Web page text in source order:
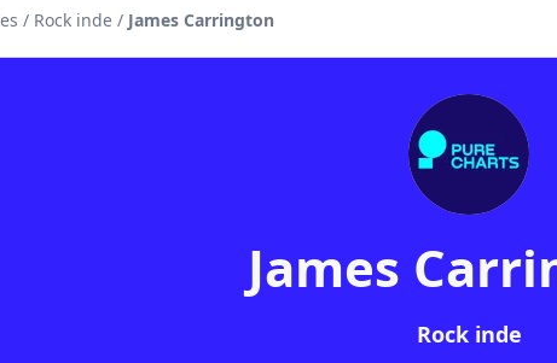
/ Rock inde / James Carrington
James
Rock inde